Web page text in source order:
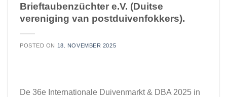
Brieftaubenzüchter e.V. (Duitse
vereniging van postduivenfokkers).
POSTED ON 18. NOVEMBER 2025
De 36e Internationale Duivenmarkt & DBA 2025 in